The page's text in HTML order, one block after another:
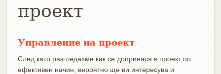
проект
Управление на проект
След като разгледахме как се допринася в проект по
ефективен начин, вероятно ще ви интересува и